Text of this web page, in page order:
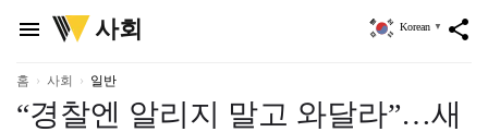
menu
위
키
리
사회 share
Korean ▼
홈 사회 일반
“경찰엔 알리지 말고 와달라”…새